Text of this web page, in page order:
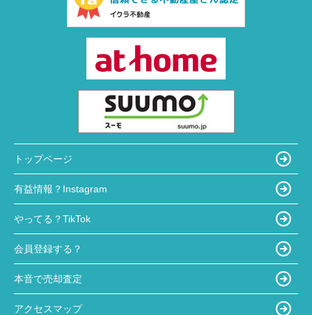
トップページ
有益情報？Instagram
やってる？TikTok
会員登録する？
本音で売却査定
アクセスマップ